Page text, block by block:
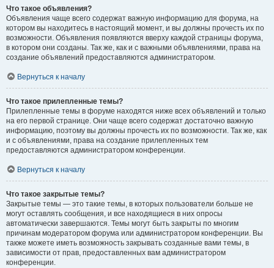
Что такое объявления?
Объявления чаще всего содержат важную информацию для форума, на
котором вы находитесь в настоящий момент, и вы должны прочесть их по
возможности. Объявления появляются вверху каждой страницы форума,
в котором они созданы. Так же, как и с важными объявлениями, права на
создание объявлений предоставляются администратором.
Вернуться к началу
Что такое прилепленные темы?
Прилепленные темы в форуме находятся ниже всех объявлений и только
на его первой странице. Они чаще всего содержат достаточно важную
информацию, поэтому вы должны прочесть их по возможности. Так же, как
и с объявлениями, права на создание прилепленных тем
предоставляются администратором конференции.
Вернуться к началу
Что такое закрытые темы?
Закрытые темы — это такие темы, в которых пользователи больше не
могут оставлять сообщения, и все находящиеся в них опросы
автоматически завершаются. Темы могут быть закрыты по многим
причинам модератором форума или администратором конференции. Вы
также можете иметь возможность закрывать созданные вами темы, в
зависимости от прав, предоставленных вам администратором
конференции.